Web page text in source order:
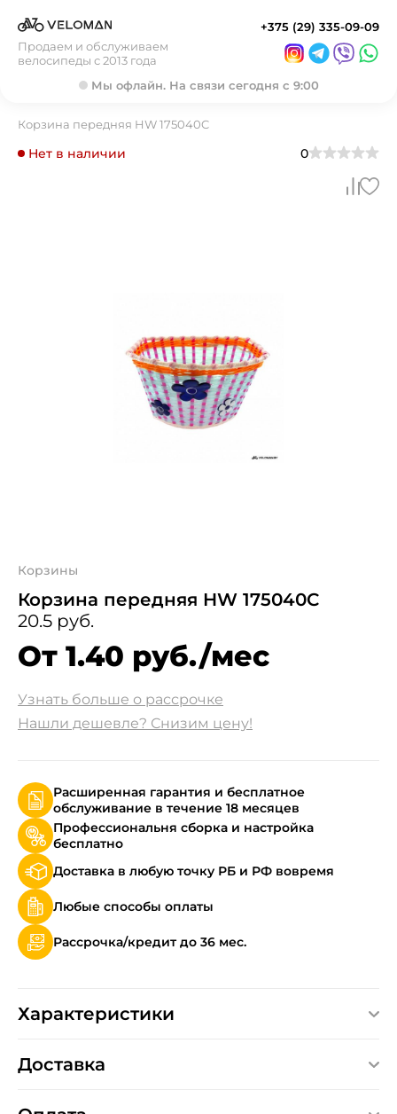
Продаем и обслуживаем
велосипеды с 2013 года
+375 (29) 335-09-09
Мы офлайн. На связи сегодня с 9:00
Корзина передняя HW 175040C
Нет в наличии 0
Корзины
Корзина передняя HW 175040C
20.5 руб.
От 1.40 руб./мес
Узнать больше о рассрочке
Нашли дешевле? Снизим цену!
Расширенная гарантия и бесплатное
обслуживание в течение 18 месяцев
Профессиональня сборка и настройка
бесплатно
Доставка в любую точку РБ и РФ вовремя
Любые способы оплаты
Рассрочка/кредит до 36 мес.
Характеристики
Доставка